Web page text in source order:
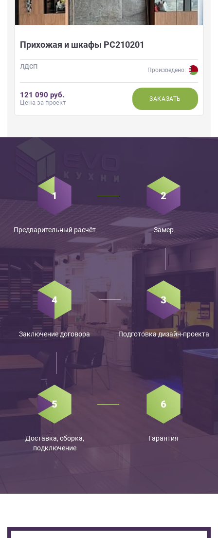
Прихожая и шкафы РС210201
ЛДСП Произведено:
121 090 руб.
Цена за проект ЗАКАЗАТЬ
Предварительный расчёт Замер
Подготовка дизайн-проекта
Заключение договора
Доставка, сборка,
подключение
Гарантия